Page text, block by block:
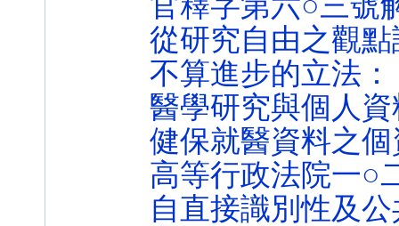
從研究自由之觀
不算進步的立法
醫學研究與個人
健保就醫資料之
高等行政法院一○
自直接識別性及